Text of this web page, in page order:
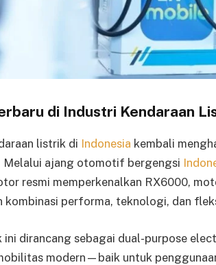
di Industri Kendaraan
listrik di Indonesia kembali
Melalui ajang otomotif bergengsi
resmi memperkenalkan RX6000,
kombinasi performa, teknologi, dan
dirancang sebagai dual-purpose
modern—baik untuk